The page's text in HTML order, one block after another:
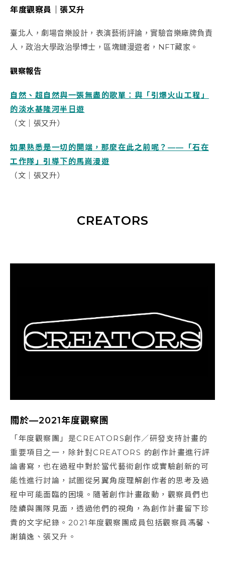
年度觀察員｜ 張又升
臺北人，劇場音樂設計，表演藝術評論，實驗音樂廠牌負責
人，政治大學政治學博士，區塊鏈漫遊者，NFT藏家。
觀察報告
自然、超自然與一張無盡的歌單：與「引爆火山工程」
的淡水基隆河半日遊
（文｜張又升）
如果熟悉是一切的開端，那麼在此之前呢？――「石在
工作隊」引導下的馬崗漫遊
（文｜張又升）
CREATORS
關於—2021年度觀察團
「年度觀察團」是CREATORS創作／研發支持計畫的
重要項目之一，除針對CREATORS 的創作計畫進行評
論書寫，也在過程中對於當代藝術創作或實驗創新的可
能性進行討論，試圖從另翼角度理解創作者的思考及過
程中可能面臨的困境。隨著創作計畫啟動，觀察員們也
陸續與團隊見面，透過他們的視角，為創作計畫留下珍
貴的文字紀錄。2021年度觀察團成員包括觀察員馮馨、
謝鎮逸、張又升。